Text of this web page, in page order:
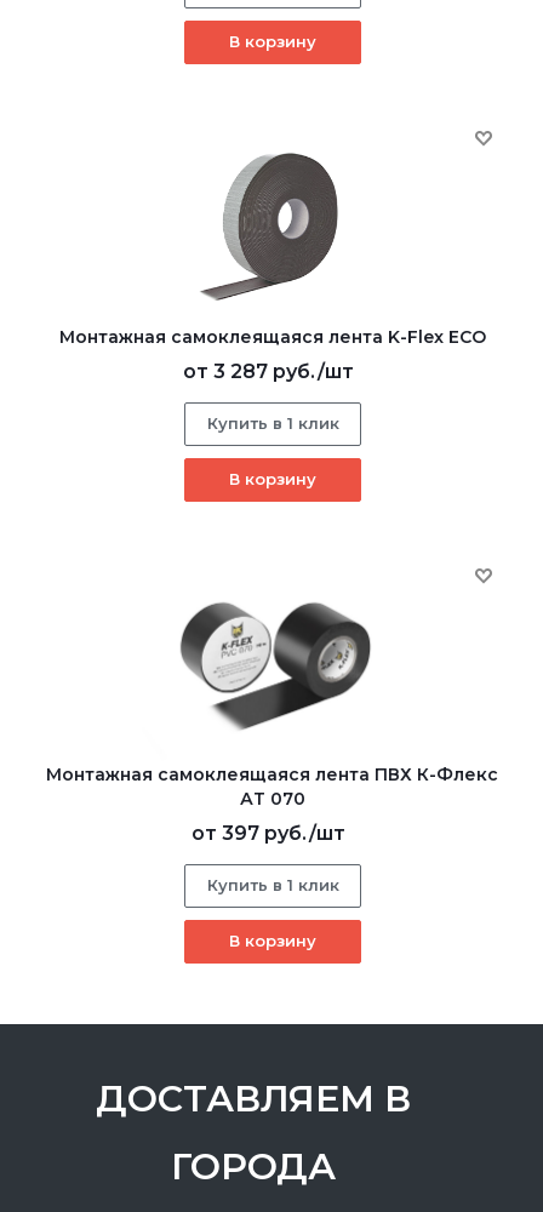
В корзину
Монтажная самоклеящаяся лента K-Flex ECO
от 3 287 руб./шт
Купить в 1 клик
В корзину
Монтажная самоклеящаяся лента ПВХ К-Флекс
АТ 070
от 397 руб./шт
Купить в 1 клик
В корзину
ДОСТАВЛЯЕМ В
ГОРОДА